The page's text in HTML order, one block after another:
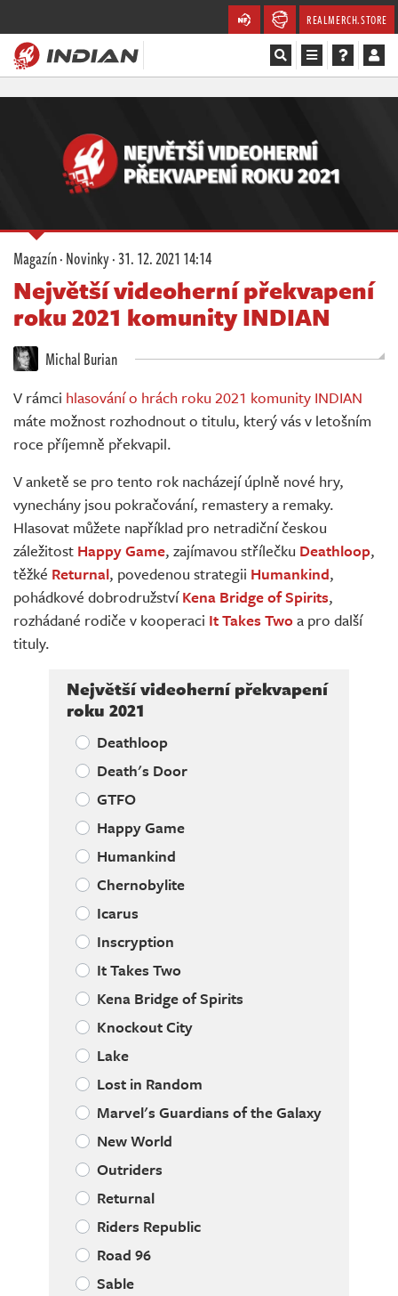
REALMERCH.STORE
Soutěže
Databáze
Komunita
Redakce
Živě
Magazín·Novinky·31. 12. 2021 14:14
Největší videoherní překvapení
roku 2021 komunity INDIAN
Michal Burian
V rámci hlasování o hrách roku 2021 komunity INDIAN
máte možnost rozhodnout o titulu, který vás v letošním
roce příjemně překvapil.
V anketě se pro tento rok nacházejí úplně nové hry,
vynechány jsou pokračování, remastery a remaky.
Hlasovat můžete například pro netradiční českou
záležitost Happy Game, zajímavou střílečku Deathloop,
těžké Returnal, povedenou strategii Humankind,
pohádkové dobrodružstvíKena Bridge of Spirits,
rozhádané rodiče v kooperaci It Takes Two a pro další
tituly.
Největší videoherní překvapení
roku 2021
Deathloop
Death's Door
GTFO
Happy Game
Humankind
Chernobylite
Icarus
Inscryption
It Takes Two
Kena Bridge of Spirits
Knockout City
Lake
Lost in Random
Marvel's Guardians of the Galaxy
New World
Outriders
Returnal
Riders Republic
Road 96
Sable